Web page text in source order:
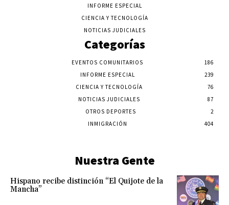
INFORME ESPECIAL
CIENCIA Y TECNOLOGÍA
NOTICIAS JUDICIALES
Categorías
EVENTOS COMUNITARIOS
186
INFORME ESPECIAL
239
CIENCIA Y TECNOLOGÍA
76
NOTICIAS JUDICIALES
87
OTROS DEPORTES
2
INMIGRACIÓN
404
Nuestra Gente
Hispano recibe distinción “El Quijote de la
Mancha”